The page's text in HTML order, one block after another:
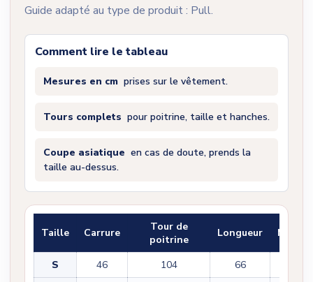
Guide adapté au type de produit : Pull.
Comment lire le tableau
Mesures en cm prises sur le vêtement.
Tours complets pour poitrine, taille et hanches.
Coupe asiatique en cas de doute, prends la
taille au-dessus.
Taille Carrure
Tour de
poitrine
Longueur
S 46 104 66